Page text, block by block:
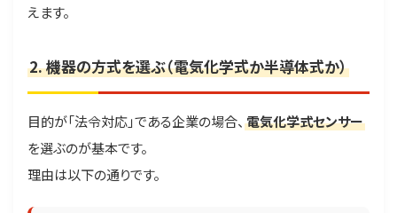
えます。
2. 機器の方式を選ぶ（電気化学式か半導体式か）
目的が「法令対応」である企業の場合、 電気化学式センサー
を選ぶのが基本です。
理由は以下の通りです。